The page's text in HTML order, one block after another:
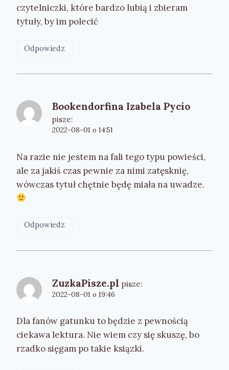
czytelniczki, które bardzo lubią i zbieram
tytuły, by im polecić
Odpowiedz
Bookendorfina Izabela Pycio
pisze:
2022-08-01 o 14:51
Na razie nie jestem na fali tego typu powieści,
ale za jakiś czas pewnie za nimi zatęsknię,
wówczas tytuł chętnie będę miała na uwadze.
Odpowiedz
ZuzkaPisze.pl pisze:
2022-08-01 o 19:46
Dla fanów gatunku to będzie z pewnością
ciekawa lektura. Nie wiem czy się skuszę, bo
rzadko sięgam po takie ksiązki.